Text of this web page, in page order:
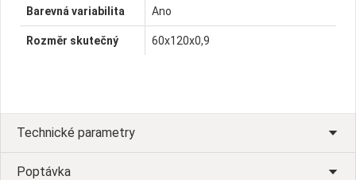
Barevná variabilita Ano
Rozměr skutečný 60x120x0,9
Technické parametry
Poptávka